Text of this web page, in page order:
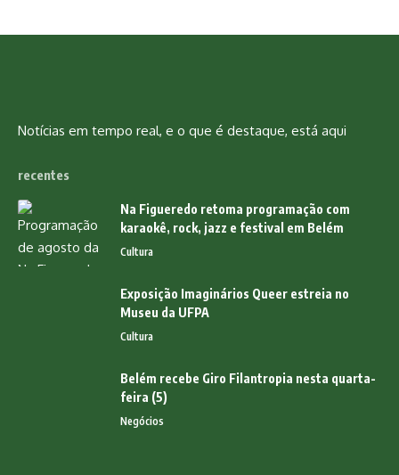
Notícias em tempo real, e o que é destaque, está aqui
recentes
Na Figueredo retoma programação com
karaokê, rock, jazz e festival em Belém
Cultura
Exposição Imaginários Queer estreia no
Museu da UFPA
Cultura
Belém recebe Giro Filantropia nesta quarta-
feira (5)
Negócios